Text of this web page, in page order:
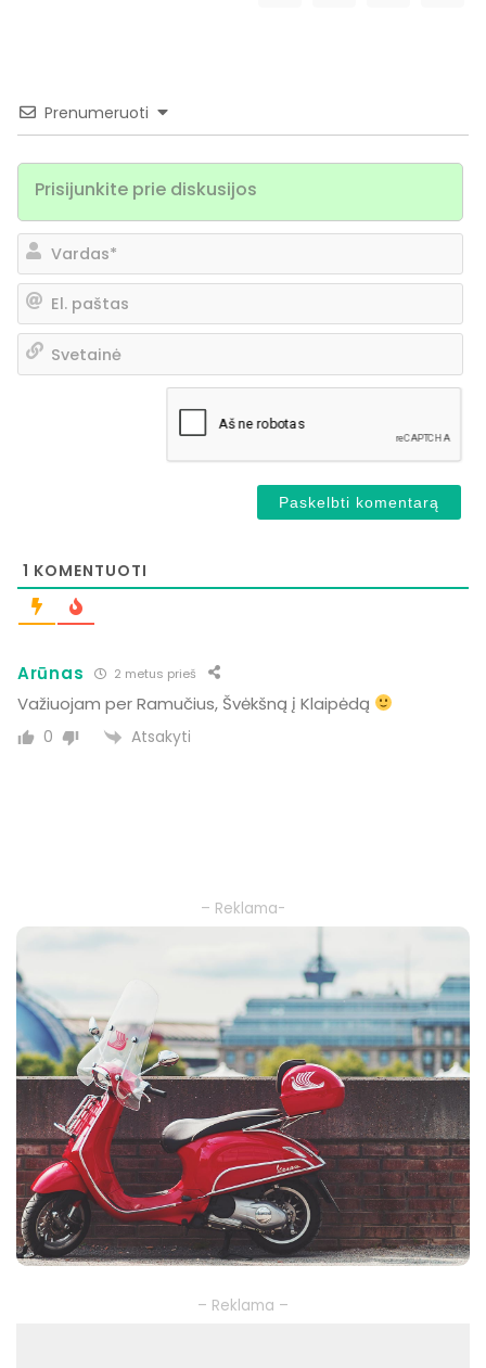
Prenumeruoti
1 KOMENTUOTI
Arūnas 2 metus prieš
Važiuojam per Ramučius, Švėkšną į Klaipėdą
0 Atsakyti
– Reklama-
– Reklama –